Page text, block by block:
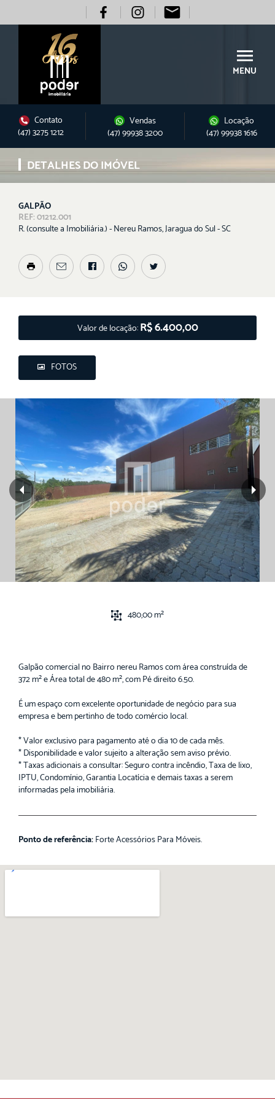
MENU
Contato
(47) 3275 1212
Vendas
(47) 99938 3200
Locação
(47) 99938 1616
DETALHES DO IMÓVEL
GALPÃO
REF: 01212.001
R. (consulte a Imobiliária.) - Nereu Ramos, Jaragua do Sul - SC
FOTOS
Valor de locação:R$ 6.400,00
480,00 m²
Galpão comercial no Bairro nereu Ramos com área construída de
372 m² e Área total de 480 m², com Pé direito 6.50.
É um espaço com excelente oportunidade de negócio para sua
empresa e bem pertinho de todo comércio local.
* Valor exclusivo para pagamento até o dia 10 de cada mês.
* Disponibilidade e valor sujeito a alteração sem aviso prévio.
* Taxas adicionais a consultar: Seguro contra incêndio, Taxa de lixo,
IPTU, Condomínio, Garantia Locatícia e demais taxas a serem
informadas pela imobiliária.
Ponto de referência:Forte Acessórios Para Móveis.